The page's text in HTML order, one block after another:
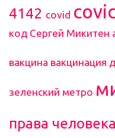
4142 covid
код Сергей Микитен
вакцина вакцинация
зеленский метро
права человека